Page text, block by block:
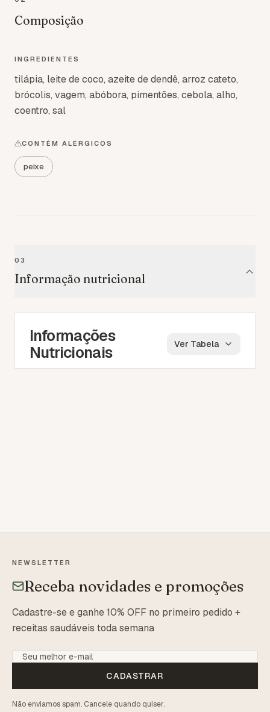
Composição
INGREDIENTES
tilápia, leite de coco, azeite de dendê, arroz cateto,
brócolis, vagem, abóbora, pimentões, cebola, alho,
coentro, sal
CONTÉM ALÉRGICOS
peixe
03
Informação nutricional
Informações
Nutricionais
Ver Tabela
NEWSLETTER
Receba novidades e promoções
Cadastre-se e ganhe 10% OFF no primeiro pedido +
receitas saudáveis toda semana
CADASTRAR
Não enviamos spam. Cancele quando quiser.